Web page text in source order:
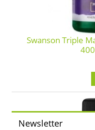
Swanson Triple
Newsletter